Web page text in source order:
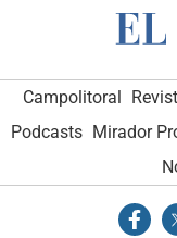
Campolitoral
Podcasts Mirador